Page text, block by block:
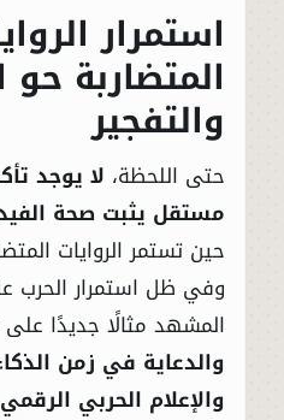
استمرار
المتضاربة حو
والتفجير
حتى اللحظة، لا يوجد
مستقل يثبت صحة
حين تستمر الروايات
وفي ظل استمرار الحرب
المشهد مثالًا جديدًا على
والدعاية في زمن
والإعلام الحربي الرقمي